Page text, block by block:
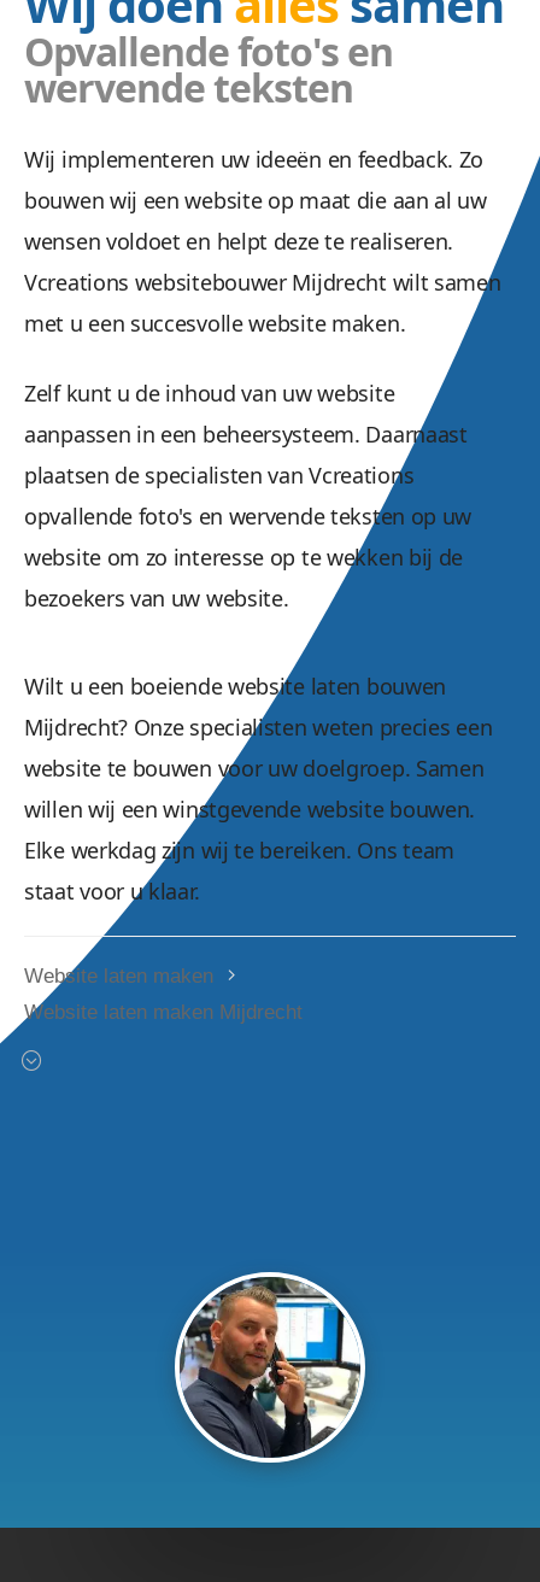
Opvallende foto's en
wervende teksten
Wij implementeren uw ideeën en feedback. Zo
bouwen wij een website op maat die aan al uw
wensen voldoet en helpt deze te realiseren.
Vcreations websitebouwer Mijdrecht wilt samen
met u een succesvolle website maken.
Zelf kunt u de inhoud van uw website
aanpassen in een beheersysteem. Daarnaast
plaatsen de specialisten van Vcreations
opvallende foto's en wervende teksten op uw
website om zo interesse op te wekken bij de
bezoekers van uw website.
Wilt u een boeiende website laten bouwen
Mijdrecht? Onze specialisten weten precies een
website te bouwen voor uw doelgroep. Samen
willen wij een winstgevende website bouwen.
Elke werkdag zijn wij te bereiken. Ons team
staat voor u klaar.
Website laten maken
Website laten maken Mijdrecht